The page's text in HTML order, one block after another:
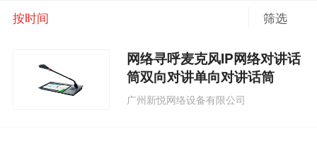
按时间 筛选
网络寻呼麦克风IP网络对讲话
筒双向对讲单向对讲话筒
广州新悦网络设备有限公司